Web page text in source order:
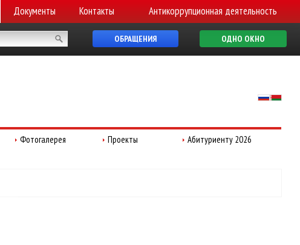
Документы Контакты Антикоррупционная деятельность
ОБРАЩЕНИЯ ОДНО ОКНО
Фотогалерея Проекты Абитуриенту 2026